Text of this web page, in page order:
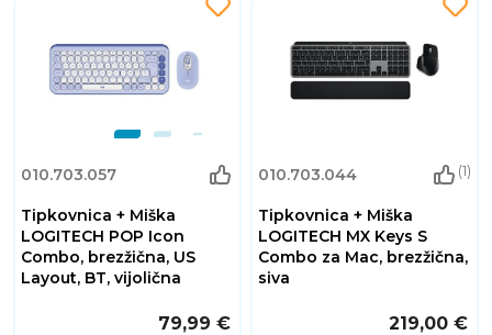
010.703.057
Tipkovnica + Miška
LOGITECH POP Icon
Combo, brezžična, US
Layout, BT, vijolična
79,99 €
010.703.044 (1)
Tipkovnica + Miška
LOGITECH MX Keys S
Combo za Mac, brezžična,
siva
219,00 €